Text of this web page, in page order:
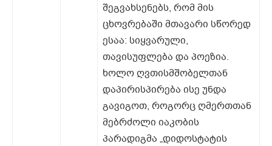
შეგვახსენებს, რომ მის
ცხოვრებაში მთავარი სწორედ
ესაა: სიყვარული,
თავისუფლება და პოეზია.
ხოლო ღვთისმშობელთან
დაპირისპირება ისე უნდა
გავიგოთ, როგორც ღმერთთან
მებრძოლი იაკობის
პარადიგმა „დიდოსტატის